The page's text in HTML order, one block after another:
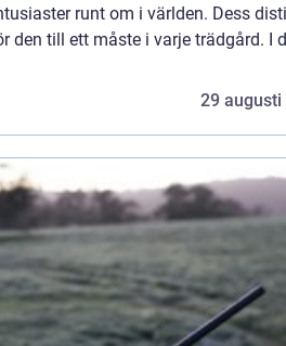
runt om i världen. Dess
den till ett måste i varje trädgård. I
29 augusti